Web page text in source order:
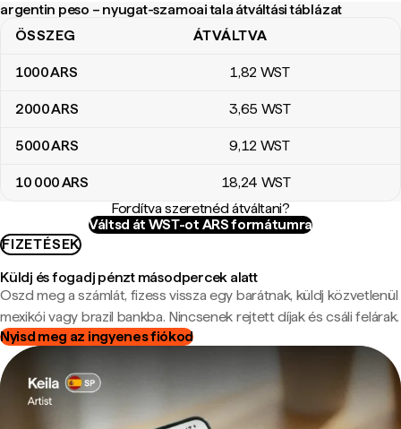
argentin peso – nyugat-szamoai tala átváltási táblázat
argentin peso – nyugat-szamoai tala átváltási táblázat
ÖSSZEG ÁTVÁLTVA
1000ARS 1,82 WST
2000ARS 3,65 WST
5000ARS 9,12 WST
10 000ARS 18,24 WST
Fordítva szeretnéd átváltani?
Váltsd át WST-ot ARS formátumra
FIZETÉSEK
Küldj és fogadj pénzt másodpercek alatt
Oszd meg a számlát, fizess vissza egy barátnak, küldj közvetlenül
mexikói vagy brazil bankba. Nincsenek rejtett díjak és csáli felárak.
Nyisd meg az ingyenes fiókod